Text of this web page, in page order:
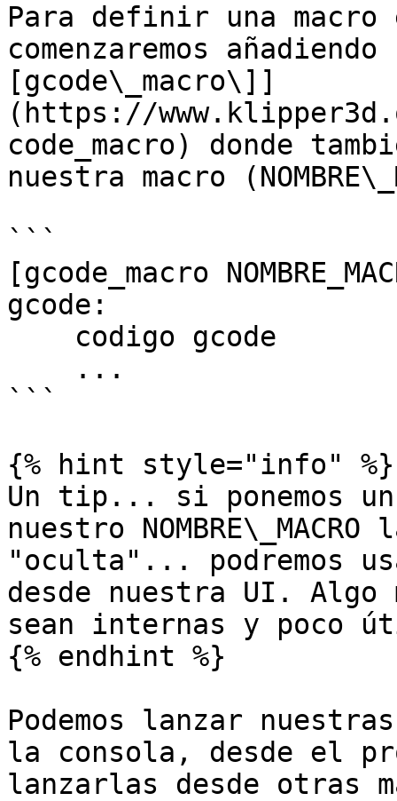
Para definir una
comenzaremos
[gcode\_macro\]]
(https://
code_macro) donde
nuestra macro
```
[gcode_macro
gcode:
```
{% hint style="info" %}
Un tip... si ponemos
nuestro
"oculta"... podremos
desde nuestra UI. Algo
sean internas y poco
{% endhint %}
Podemos lanzar
la consola, desde el
lanzarlas desde otras